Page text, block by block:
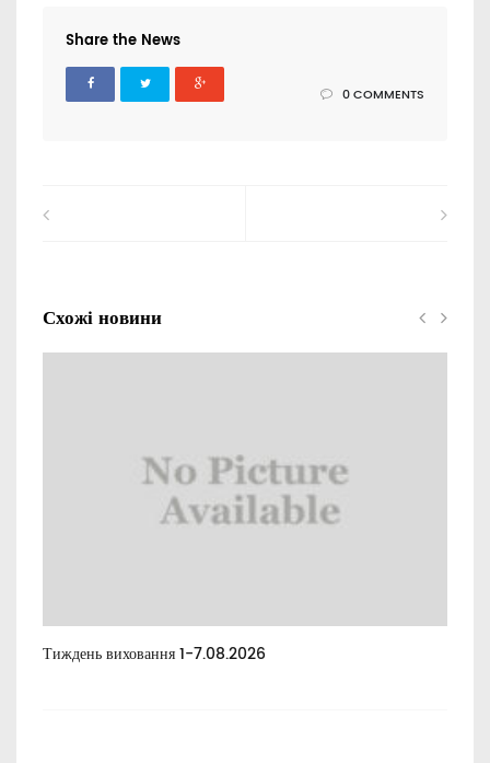
Share the News
0 COMMENTS
Схожі новини
Тиждень виховання 1-7.08.2026